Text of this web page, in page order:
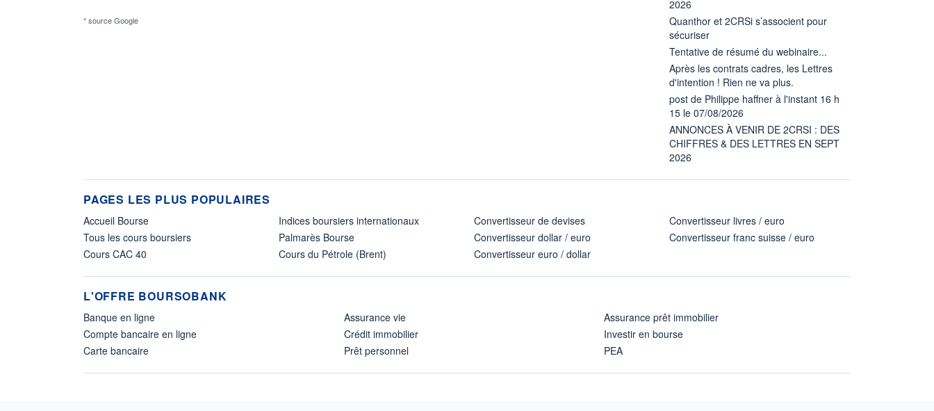
* source Google
2026
Quanthor et 2CRSi s’associent pour
sécuriser
Tentative de résumé du webinaire...
Après les contrats cadres, les Lettres
d'intention ! Rien ne va plus.
post de Philippe haffner à l'instant 16 h
15 le 07/08/2026
ANNONCES À VENIR DE 2CRSI : DES
CHIFFRES & DES LETTRES EN SEPT
2026
PAGES LES PLUS POPULAIRES
Accueil Bourse
Tous les cours boursiers
Cours CAC 40
Indices boursiers internationaux
Palmarès Bourse
Cours du Pétrole (Brent)
Convertisseur de devises
Convertisseur dollar / euro
Convertisseur euro / dollar
Convertisseur livres / euro
Convertisseur franc suisse / euro
L'OFFRE BOURSOBANK
Banque en ligne
Compte bancaire en ligne
Carte bancaire
Assurance vie
Crédit immobilier
Prêt personnel
Assurance prêt immobilier
Investir en bourse
PEA